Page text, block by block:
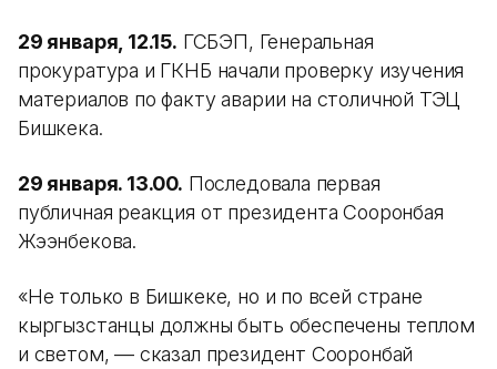
29 января, 12.15. ГСБЭП, Генеральная
прокуратура и ГКНБ начали проверку изучения
материалов по факту аварии на столичной ТЭЦ
Бишкека.
29 января. 13.00. Последовала первая
публичная реакция от президента Сооронбая
Жээнбекова.
«Не только в Бишкеке, но и по всей стране
кыргызстанцы должны быть обеспечены теплом
и светом, — сказал президент Сооронбай